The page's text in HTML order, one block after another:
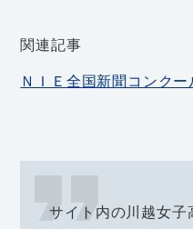
関連記事
ＮＩＥ全国新聞コンク
サイト内の川越女